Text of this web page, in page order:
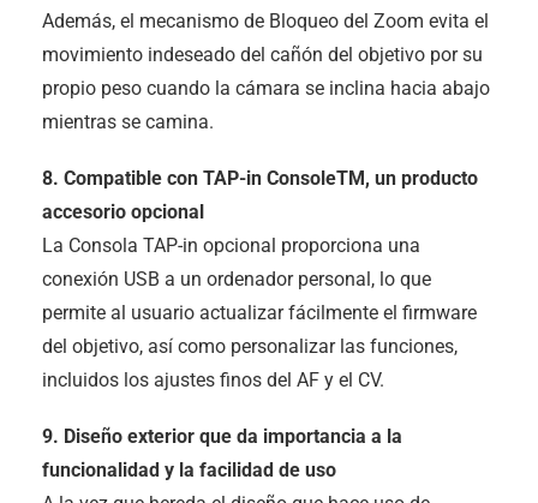
Además, el mecanismo de Bloqueo del Zoom evita el
movimiento indeseado del cañón del objetivo por su
propio peso cuando la cámara se inclina hacia abajo
mientras se camina.
8. Compatible con TAP-in ConsoleTM, un producto
accesorio opcional
La Consola TAP-in opcional proporciona una
conexión USB a un ordenador personal, lo que
permite al usuario actualizar fácilmente el firmware
del objetivo, así como personalizar las funciones,
incluidos los ajustes finos del AF y el CV.
9. Diseño exterior que da importancia a la
funcionalidad y la facilidad de uso